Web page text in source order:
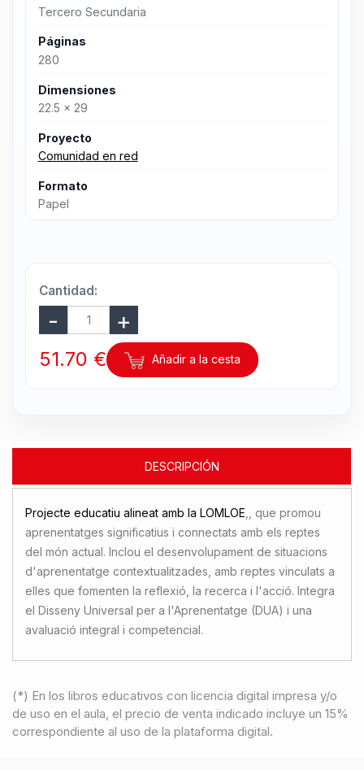
Tercero Secundaria
Páginas
280
Dimensiones
22.5 x 29
Proyecto
Comunidad en red
Formato
Papel
Cantidad:
51.70 € Añadir a la cesta
DESCRIPCIÓN
Projecte educatiu alineat amb la LOMLOE ,, que promou
aprenentatges significatius i connectats amb els reptes
del món actual. Inclou el desenvolupament de situacions
d'aprenentatge contextualitzades, amb reptes vinculats a
elles que fomenten la reflexió, la recerca i l'acció. Integra
el Disseny Universal per a l'Aprenentatge (DUA) i una
avaluació integral i competencial.
(*) En los libros educativos con licencia digital impresa y/o
de uso en el aula, el precio de venta indicado incluye un 15%
correspondiente al uso de la plataforma digital.